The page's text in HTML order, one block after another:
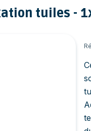
tuiles -